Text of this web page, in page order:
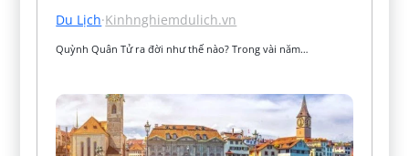
Du Lịch·Kinhnghiemdulich.vn
Quỳnh Quân Tử ra đời như thế nào? Trong vài năm…